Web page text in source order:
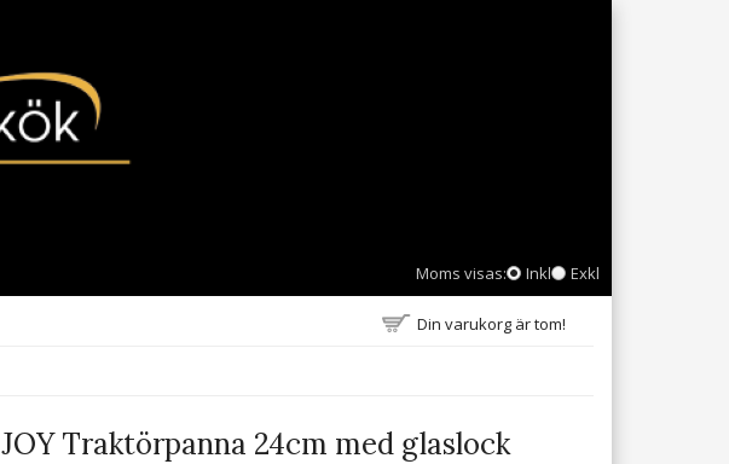
Moms visas: Inkl Exkl
Din varukorg är tom!
JOY Traktörpanna 24cm med glaslock